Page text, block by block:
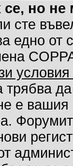
но не
сте
едно
трябва
е